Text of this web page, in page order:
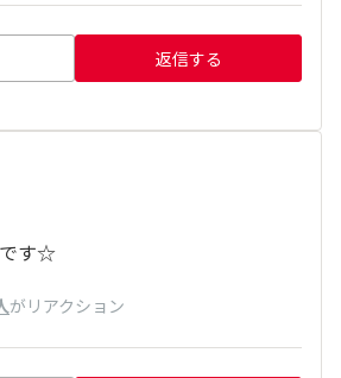
返信する
です☆
がリアクション